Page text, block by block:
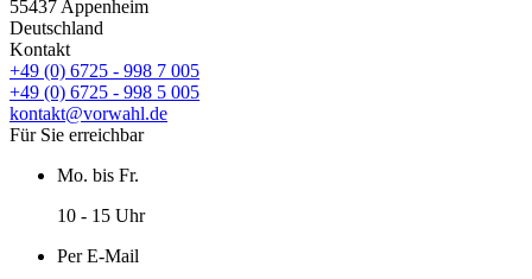
55437 Appenheim
Deutschland
Kontakt
+49 (0) 6725 - 998 7 005
+49 (0) 6725 - 998 5 005
kontakt@vorwahl.de
Für Sie erreichbar
Mo. bis Fr.
10 - 15 Uhr
Per E-Mail